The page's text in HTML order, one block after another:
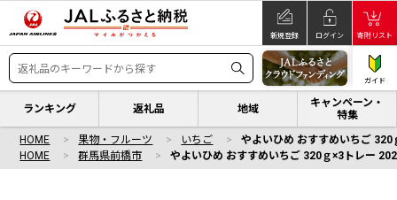
新規登録 ログイン 寄附リスト
ガイド
ランキング 返礼品 地域
キャンペーン・
特集
HOME 果物・フルーツ いちご
やよいひめ おすすめいちご
HOME
群馬県前橋市 やよいひめ おすすめいちご 320ｇ×3トレー